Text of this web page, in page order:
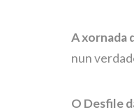
A xornada
nun
O Desfile